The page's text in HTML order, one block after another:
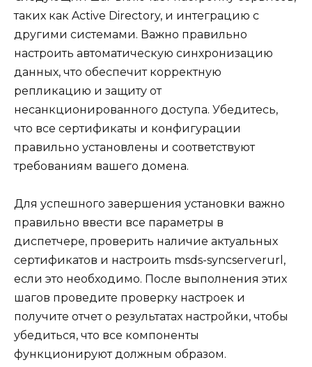
таких как Active Directory, и интеграцию с
другими системами. Важно правильно
настроить автоматическую синхронизацию
данных, что обеспечит корректную
репликацию и защиту от
несанкционированного доступа. Убедитесь,
что все сертификаты и конфигурации
правильно установлены и соответствуют
требованиям вашего домена.
Для успешного завершения установки важно
правильно ввести все параметры в
диспетчере, проверить наличие актуальных
сертификатов и настроить msds-syncserverurl,
если это необходимо. После выполнения этих
шагов проведите проверку настроек и
получите отчет о результатах настройки, чтобы
убедиться, что все компоненты
функционируют должным образом.